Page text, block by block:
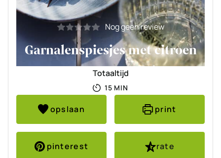
Nog geen review
Garnalenspiesjes met citroen
Totaaltijd
15MINUTEN
MIN
opslaan print
pinterest
rate